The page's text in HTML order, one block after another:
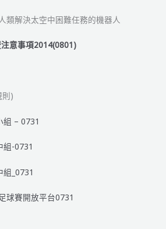
類解決太空中困難任務的機器人
意事項2014(0801)
則)
組 – 0731
組-0731
_0731
球賽開放平台0731